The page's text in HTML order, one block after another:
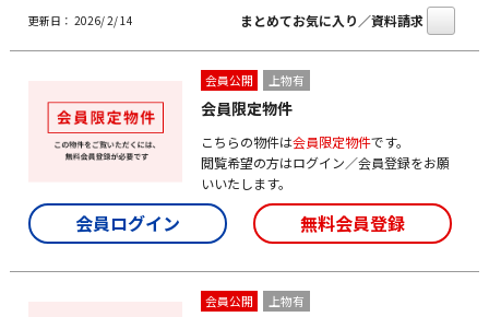
更新日： 2026/ 2/ 14 まとめてお気に入り／資料請求
会員公開 上物有
会員限定物件
こちらの物件は会員限定物件です。
閲覧希望の方はログイン／会員登録をお願
いいたします。
会員ログイン 無料会員登録
会員公開 上物有